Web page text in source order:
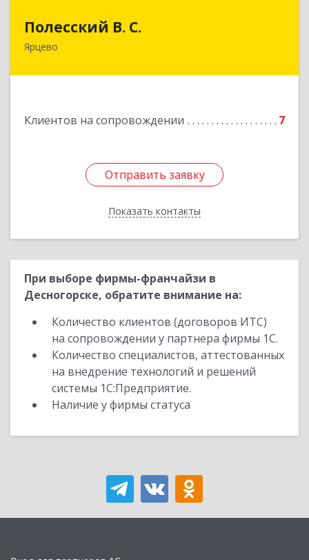
Полесский В. С.
Ярцево
Клиентов на сопровождении 7
Отправить заявку
Показать контакты
Отправить заявку
Назад
При выборе фирмы-франчайзи в
Десногорске, обратите внимание на:
Количество клиентов (договоров ИТС)
на сопровождении у партнера фирмы 1С.
Количество специалистов, аттестованных
на внедрение технологий и решений
системы 1С:Предприятие.
Наличие у фирмы статуса